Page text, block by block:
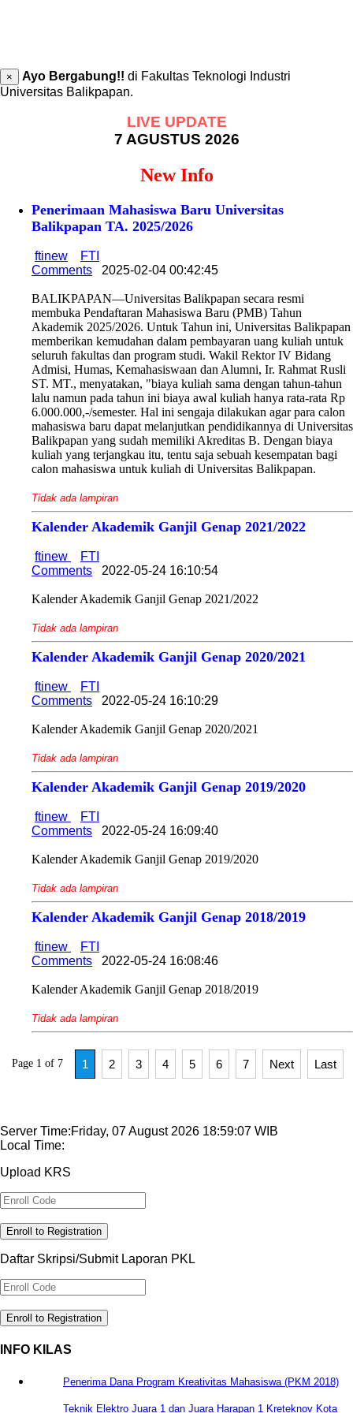
× Ayo Bergabung!! di Fakultas Teknologi Industri
Universitas Balikpapan.
LIVE UPDATE
7 AGUSTUS 2026
New Info
Penerimaan Mahasiswa Baru Universitas
Balikpapan TA. 2025/2026
ftinew
FTI
Comments
2025-02-04 00:42:45
BALIKPAPAN—Universitas Balikpapan secara resmi
membuka Pendaftaran Mahasiswa Baru (PMB) Tahun
Akademik 2025/2026. Untuk Tahun ini, Universitas Balikpapan
memberikan kemudahan dalam pembayaran uang kuliah untuk
seluruh fakultas dan program studi. Wakil Rektor IV Bidang
Admisi, Humas, Kemahasiswaan dan Alumni, Ir. Rahmat Rusli
ST. MT., menyatakan, "biaya kuliah sama dengan tahun-tahun
lalu namun pada tahun ini biaya awal kuliah hanya rata-rata Rp
6.000.000,-/semester. Hal ini sengaja dilakukan agar para calon
mahasiswa baru dapat melanjutkan pendidikannya di Universitas
Balikpapan yang sudah memiliki Akreditas B. Dengan biaya
kuliah yang terjangkau itu, tentu saja sebuah kesempatan bagi
calon mahasiswa untuk kuliah di Universitas Balikpapan.
Tidak ada lampiran
Kalender Akademik Ganjil Genap 2021/2022
ftinew
FTI
Comments
2022-05-24 16:10:54
Kalender Akademik Ganjil Genap 2021/2022
Tidak ada lampiran
Kalender Akademik Ganjil Genap 2020/2021
ftinew
FTI
Comments
2022-05-24 16:10:29
Kalender Akademik Ganjil Genap 2020/2021
Tidak ada lampiran
Kalender Akademik Ganjil Genap 2019/2020
ftinew
FTI
Comments
2022-05-24 16:09:40
Kalender Akademik Ganjil Genap 2019/2020
Tidak ada lampiran
Kalender Akademik Ganjil Genap 2018/2019
ftinew
FTI
Comments
2022-05-24 16:08:46
Kalender Akademik Ganjil Genap 2018/2019
Tidak ada lampiran
Page 1 of 7 1 2 3 4 5 6 7 Next Last
Server Time:Friday, 07 August 2026 18:59:07 WIB
Local Time:
Upload KRS
Enroll to Registration
Daftar Skripsi/Submit Laporan PKL
Enroll to Registration
INFO KILAS
Penerima Dana Program Kreativitas Mahasiswa (PKM 2018)
Teknik Elektro Juara 1 dan Juara Harapan 1 Kreteknov Kota